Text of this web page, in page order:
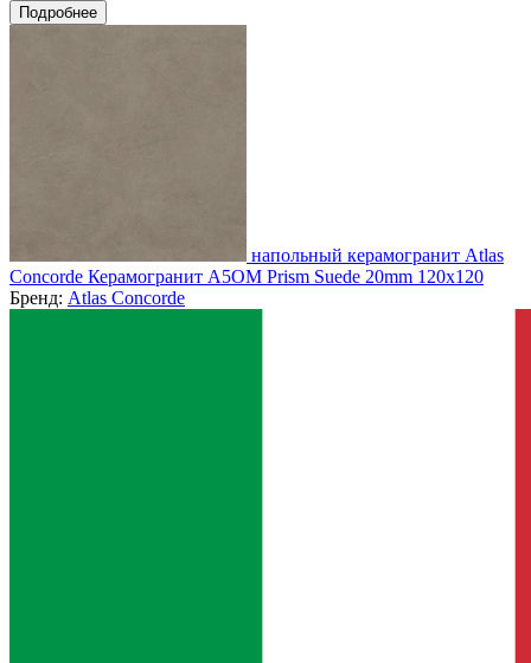
Подробнее
напольный керамогранит Atlas
Concorde Керамогранит A5OM Prism Suede 20mm 120x120
Бренд: Atlas Concorde